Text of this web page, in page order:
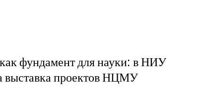
фундамент для науки: в НИУ
проектов НЦМУ